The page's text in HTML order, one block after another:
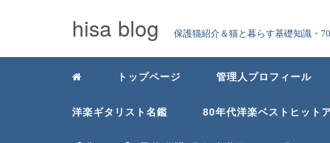
hisa blog 保護猫紹介＆猫と暮らす基礎知識・
トップページ 管理人プロフィール
洋楽ギタリスト名鑑 80年代洋楽ベストヒット